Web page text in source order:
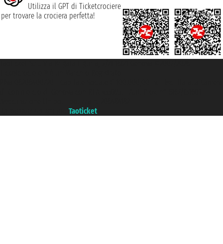
Utilizza il GPT di Ticketcrociere
per trovare la crociera perfetta!
Taoticket